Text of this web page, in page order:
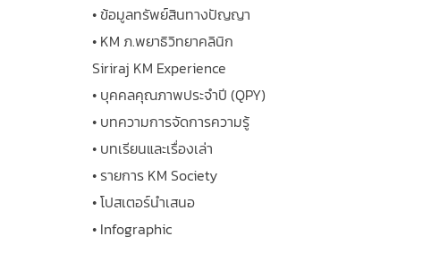
• ข้อมูลทรัพย์สินทางปัญญา
• KM ภ.พยาธิวิทยาคลินิก
Siriraj KM Experience
• บุคคลคุณภาพประจำปี (QPY)
• บทความการจัดการความรู้
• บทเรียนและเรื่องเล่า
• รายการ KM Society
• โปสเตอร์นำเสนอ
• Infographic